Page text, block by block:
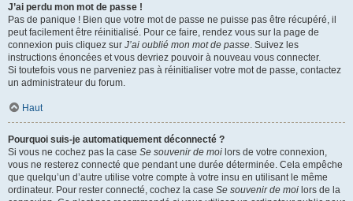
J’ai perdu mon mot de passe !
Pas de panique ! Bien que votre mot de passe ne puisse pas être récupéré, il
peut facilement être réinitialisé. Pour ce faire, rendez vous sur la page de
connexion puis cliquez sur J’ai oublié mon mot de passe. Suivez les
instructions énoncées et vous devriez pouvoir à nouveau vous connecter.
Si toutefois vous ne parveniez pas à réinitialiser votre mot de passe, contactez
un administrateur du forum.
Haut
Pourquoi suis-je automatiquement déconnecté ?
Si vous ne cochez pas la case Se souvenir de moi lors de votre connexion,
vous ne resterez connecté que pendant une durée déterminée. Cela empêche
que quelqu’un d’autre utilise votre compte à votre insu en utilisant le même
ordinateur. Pour rester connecté, cochez la case Se souvenir de moi lors de la